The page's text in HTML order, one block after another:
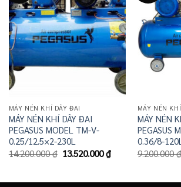
MÁY NÉN KHÍ DÂY ĐAI
MÁY NÉN KHÍ DÂY ĐAI
PEGASUS MODEL TM-V-
0.25/12.5×2-230L
14.200.000₫ Giá
13.520.000₫Giá
MÁY NÉN
MÁY NÉN
PEGASUS
0.36/8-
9.200.000₫